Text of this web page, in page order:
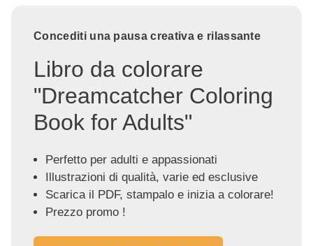
Concediti una pausa creativa e rilassante
Libro da colorare
"Dreamcatcher Coloring
Book for Adults"
Perfetto per adulti e appassionati
Illustrazioni di qualità, varie ed esclusive
Scarica il PDF, stampalo e inizia a colorare!
Prezzo promo !